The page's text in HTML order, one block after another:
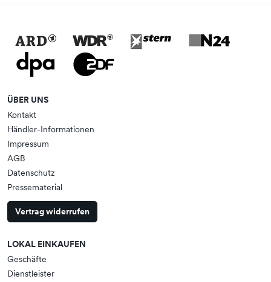
ÜBER UNS
Kontakt
Händler-Informationen
Impressum
AGB
Datenschutz
Pressematerial
Vertrag widerrufen
LOKAL EINKAUFEN
Geschäfte
Dienstleister